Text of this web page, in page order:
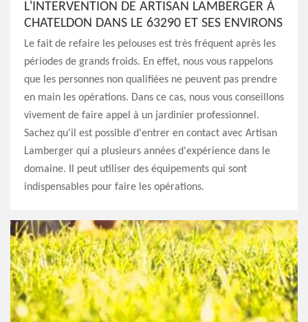
L'INTERVENTION DE ARTISAN LAMBERGER À
CHATELDON DANS LE 63290 ET SES ENVIRONS
Le fait de refaire les pelouses est très fréquent après les
périodes de grands froids. En effet, nous vous rappelons
que les personnes non qualifiées ne peuvent pas prendre
en main les opérations. Dans ce cas, nous vous conseillons
vivement de faire appel à un jardinier professionnel.
Sachez qu'il est possible d'entrer en contact avec Artisan
Lamberger qui a plusieurs années d'expérience dans le
domaine. Il peut utiliser des équipements qui sont
indispensables pour faire les opérations.